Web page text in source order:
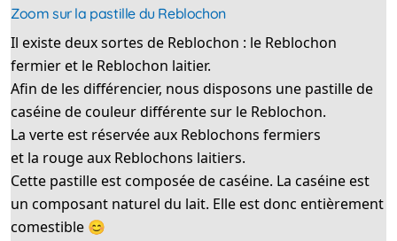
Zoom sur la pastille du Reblochon
Il existe deux sortes de Reblochon : le Reblochon
fermier et le Reblochon laitier.
Afin de les différencier, nous disposons une pastille de
caséine de couleur différente sur le Reblochon.
La verte est réservée aux Reblochons fermiers
et la rouge aux Reblochons laitiers.
Cette pastille est composée de caséine. La caséine est
un composant naturel du lait. Elle est donc entièrement
comestible 😊